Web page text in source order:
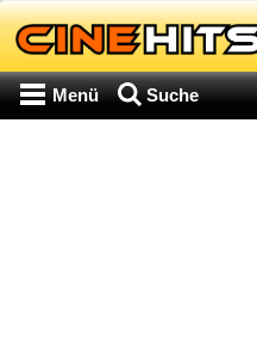
Menü Suche